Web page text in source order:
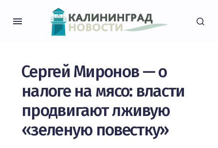
Сергей Миронов — о
налоге на мясо: власти
продвигают лживую
«зеленую повестку»